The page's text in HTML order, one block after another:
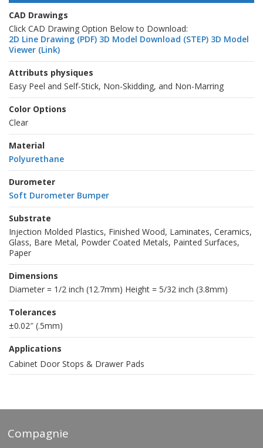
CAD Drawings
Click CAD Drawing Option Below to Download:
2D Line Drawing (PDF) 3D Model Download (STEP) 3D Model
Viewer (Link)
Attributs physiques
Easy Peel and Self-Stick, Non-Skidding, and Non-Marring
Color Options
Clear
Material
Polyurethane
Durometer
Soft Durometer Bumper
Substrate
Injection Molded Plastics, Finished Wood, Laminates, Ceramics,
Glass, Bare Metal, Powder Coated Metals, Painted Surfaces,
Paper
Dimensions
Diameter = 1/2 inch (12.7mm) Height = 5/32 inch (3.8mm)
Tolerances
±0.02″ (.5mm)
Applications
Cabinet Door Stops & Drawer Pads
Compagnie